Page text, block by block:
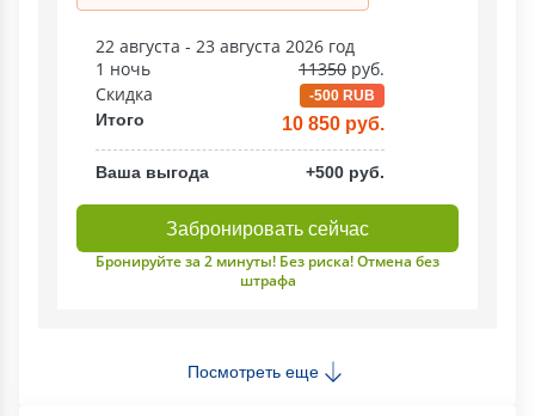
22 августа - 23 августа 2026 год
1 ночь
11350 руб.
Скидка
-500 RUB
Итого 10 850 руб.
Ваша выгода +500 руб.
Забронировать сейчас
Бронируйте за 2 минуты! Без риска! Отмена без
штрафа
Посмотреть еще